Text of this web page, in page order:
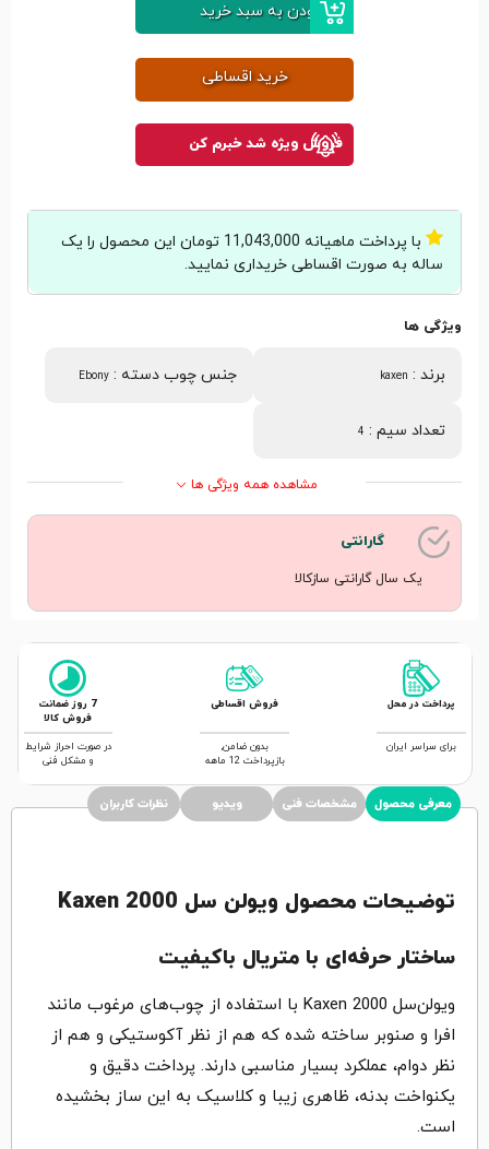
افزودن به سبد خرید
خرید اقساطی
فروش ویژه شد خبرم کن
با پرداخت ماهیانه 11,043,000 تومان این محصول را یک
ساله به صورت اقساطی خریداری نمایید.
ویژگی ها
برند :
kaxen جنس چوب دسته :
Ebony
تعداد سیم :
4
مشاهده همه ویژگی ها
گارانتی
یک سال گارانتی سازکالا
پرداخت در محل
برای سراسر ایران
فروش اقساطی
بدون ضامن,
بازپرداخت 12 ماهه
7 روز ضمانت
فروش کالا
در صورت احراز شرایط
و مشکل فنی
معرفی محصول مشخصات فنی ویدیو نظرات کاربران
توضیحات محصول ویولن سل Kaxen 2000
ساختار حرفه‌ای با متریال باکیفیت
ویولن‌سل Kaxen 2000 با استفاده از چوب‌های مرغوب مانند
افرا و صنوبر ساخته شده که هم از نظر آکوستیکی و هم از
نظر دوام، عملکرد بسیار مناسبی دارند. پرداخت دقیق و
یکنواخت بدنه، ظاهری زیبا و کلاسیک به این ساز بخشیده
است.